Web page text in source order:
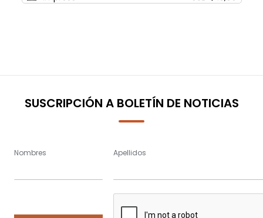
SUSCRIPCIÓN A BOLETÍN DE NOTICIAS
Nombres Apellidos